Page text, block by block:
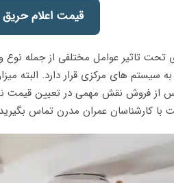
قیمت اعلام حریق
تاثیر عوامل مختلفی از جمله نوع
سیستم های مرکزی قرار دارد. البته
از فروش نقش مهمی در تعیین قیمت
کارشناسان عمران مدرن تماس